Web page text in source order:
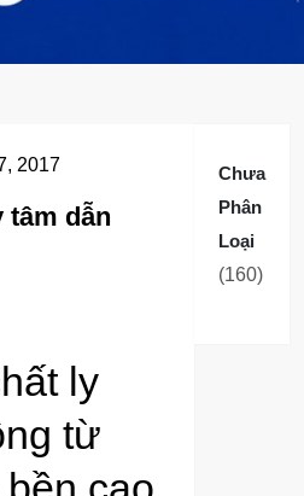
2017
tâm dẫn
ly
từ
Chưa
Phân
Loại
160160